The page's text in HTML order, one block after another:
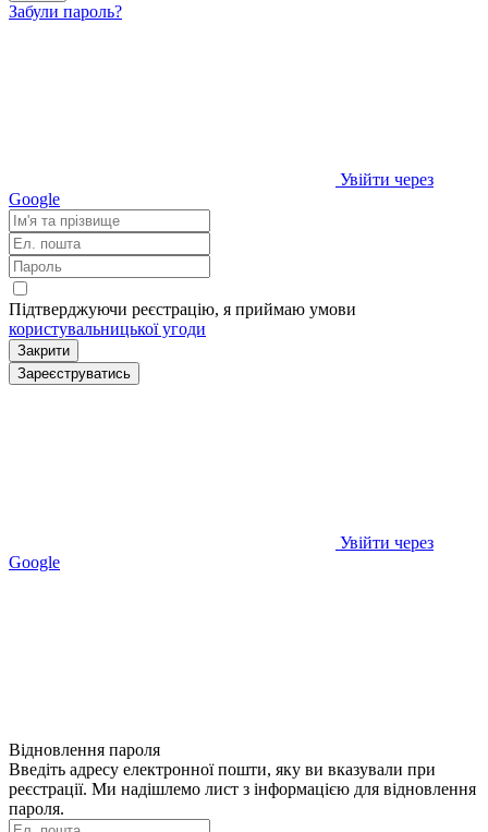
Забули пароль?
Увійти через
Google
Підтверджуючи реєстрацію, я приймаю умови
користувальницької угоди
Закрити
Зареєструватись
Увійти через
Google
Відновлення пароля
Введіть адресу електронної пошти, яку ви вказували при
реєстрації. Ми надішлемо лист з інформацією для відновлення
пароля.